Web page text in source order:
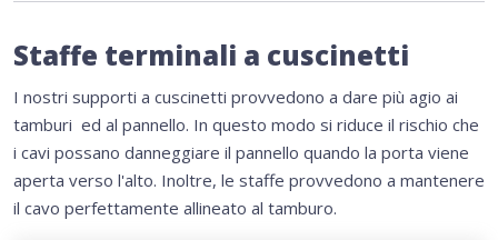
Staffe terminali a cuscinetti
I nostri supporti a cuscinetti provvedono a dare più agio ai
tamburi ed al pannello. In questo modo si riduce il rischio che
i cavi possano danneggiare il pannello quando la porta viene
aperta verso l'alto. Inoltre, le staffe provvedono a mantenere
il cavo perfettamente allineato al tamburo.